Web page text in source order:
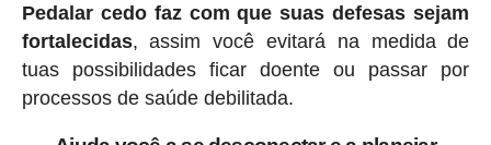
Pedalar cedo faz com que suas defesas sejam
fortalecidas, assim você evitará na medida de
tuas possibilidades ficar doente ou passar por
processos de saúde debilitada.